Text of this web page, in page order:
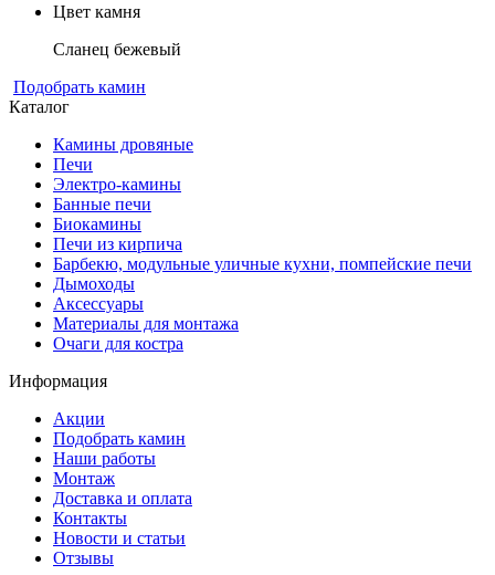
Цвет камня
Сланец бежевый
Подобрать камин
Каталог
Камины дровяные
Печи
Электро-камины
Банные печи
Биокамины
Печи из кирпича
Барбекю, модульные уличные кухни, помпейские печи
Дымоходы
Аксессуары
Материалы для монтажа
Очаги для костра
Информация
Акции
Подобрать камин
Наши работы
Монтаж
Доставка и оплата
Контакты
Новости и статьи
Отзывы